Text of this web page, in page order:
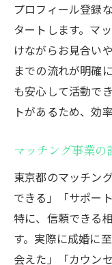
プロフィール登録
タートします。マ
けながらお見合い
までの流れが明確
も安心して活動で
トがあるため、効
マッチング事業の
東京都のマッチン
できる」「サポー
特に、信頼できる
す。実際に成婚に
会えた」「カウン